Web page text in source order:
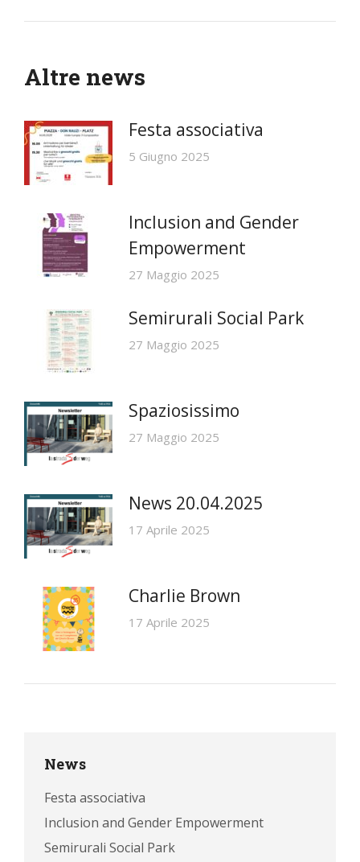
Altre news
Festa associativa
5 Giugno 2025
Inclusion and Gender
Empowerment
27 Maggio 2025
Semirurali Social Park
27 Maggio 2025
Spaziosissimo
27 Maggio 2025
News 20.04.2025
17 Aprile 2025
Charlie Brown
17 Aprile 2025
News
Festa associativa
Inclusion and Gender Empowerment
Semirurali Social Park